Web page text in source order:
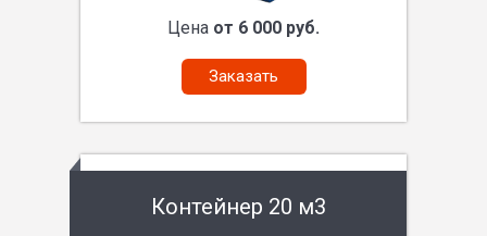
Цена от 6 000 руб.
Заказать
Контейнер 20 м3